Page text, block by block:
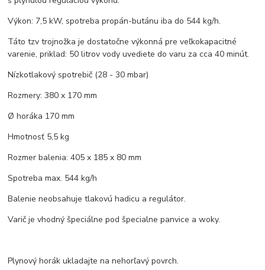
Výkon: 7,5 kW, spotreba propán-butánu iba do 544 kg/h.
Táto tzv trojnožka je dostatočne výkonná pre veľkokapacitné
varenie, priklad: 50 litrov vody uvediete do varu za cca 40 minút.
Nízkotlakový spotrebič (28 - 30 mbar)
Rozmery: 380 x 170 mm
Ø horáka 170 mm
Hmotnosť 5,5 kg
Rozmer balenia: 405 x 185 x 80 mm
Spotreba max. 544 kg/h
Balenie neobsahuje tlakovú hadicu a regulátor.
Varič je vhodný špeciálne pod špecialne panvice a woky.
Plynový horák ukladajte na nehorľavý povrch.